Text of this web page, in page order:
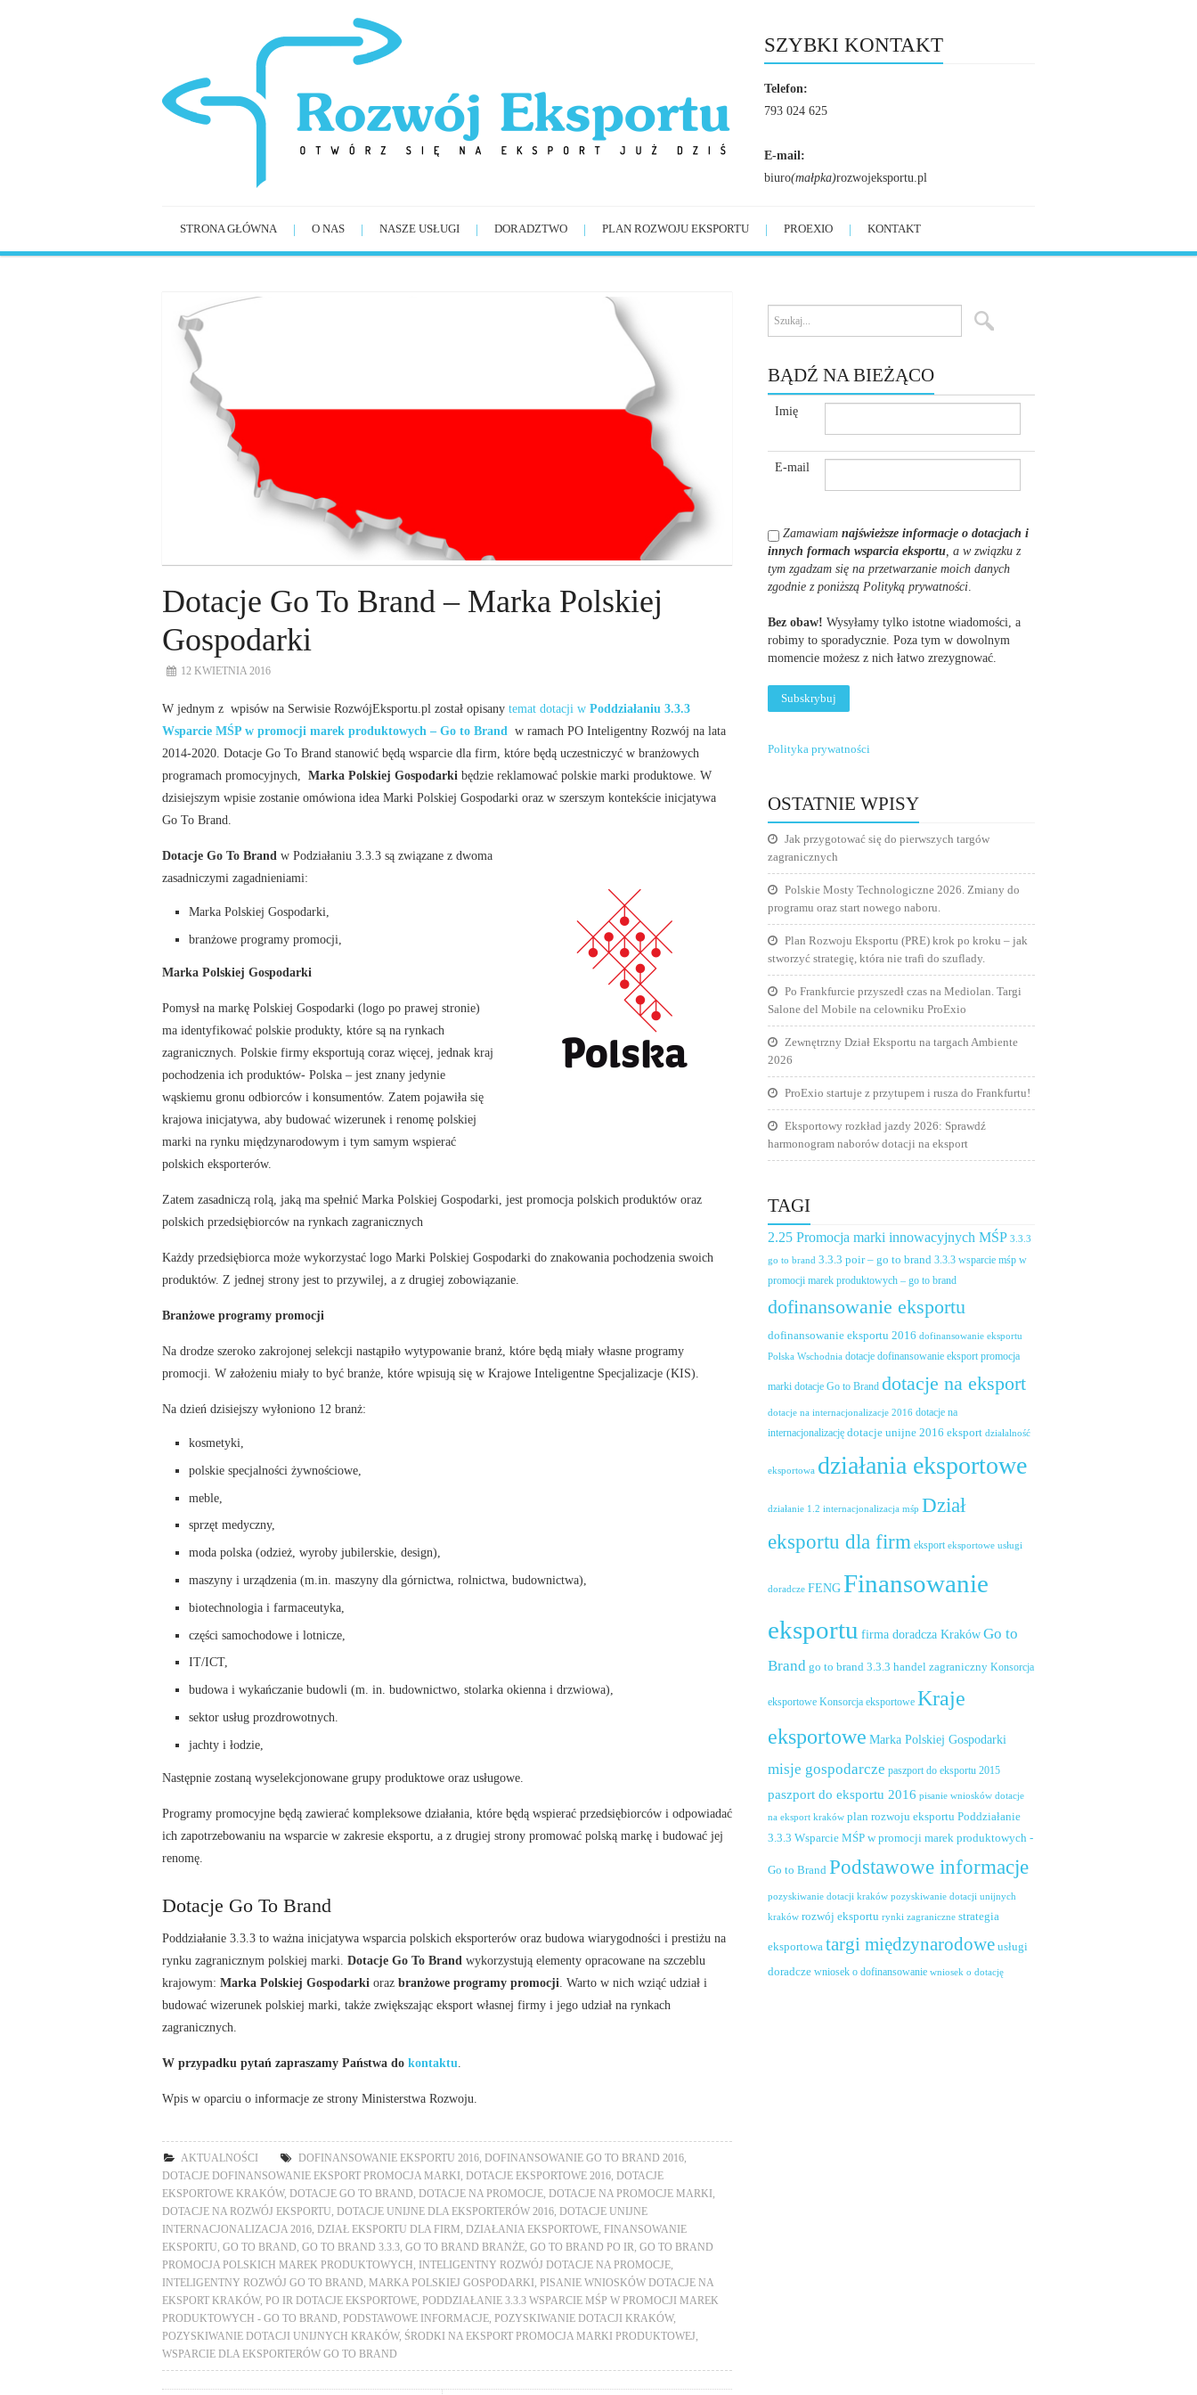
SZYBKI KONTAKT
Telefon:
793 024 625
E-mail:
biuro(małpka)rozwojeksportu.pl
STRONA GŁÓWNA O NAS NASZE USŁUGI DORADZTWO PLAN ROZWOJU EKSPORTU PROEXIO KONTAKT
Dotacje Go To Brand – Marka Polskiej
Gospodarki
12 KWIETNIA 2016
W jednym z wpisów na Serwisie RozwójEksportu.pl został opisany temat dotacji w Poddziałaniu 3.3.3
Wsparcie MŚP w promocji marek produktowych – Go to Brand w ramach PO Inteligentny Rozwój na lata
2014-2020. Dotacje Go To Brand stanowić będą wsparcie dla firm, które będą uczestniczyć w branżowych
programach promocyjnych, Marka Polskiej Gospodarki będzie reklamować polskie marki produktowe. W
dzisiejszym wpisie zostanie omówiona idea Marki Polskiej Gospodarki oraz w szerszym kontekście inicjatywa
Go To Brand.
Dotacje Go To Brand w Podziałaniu 3.3.3 są związane z dwoma
zasadniczymi zagadnieniami:
Marka Polskiej Gospodarki,
branżowe programy promocji,
Marka Polskiej Gospodarki
Pomysł na markę Polskiej Gospodarki (logo po prawej stronie)
ma identyfikować polskie produkty, które są na rynkach
zagranicznych. Polskie firmy eksportują coraz więcej, jednak kraj
pochodzenia ich produktów- Polska – jest znany jedynie
wąskiemu gronu odbiorców i konsumentów. Zatem pojawiła się
krajowa inicjatywa, aby budować wizerunek i renomę polskiej
marki na rynku międzynarodowym i tym samym wspierać
polskich eksporterów.
Zatem zasadniczą rolą, jaką ma spełnić Marka Polskiej Gospodarki, jest promocja polskich produktów oraz
polskich przedsiębiorców na rynkach zagranicznych
Każdy przedsiębiorca może wykorzystać logo Marki Polskiej Gospodarki do znakowania pochodzenia swoich
produktów. Z jednej strony jest to przywilej, a z drugiej zobowiązanie.
Branżowe programy promocji
Na drodze szeroko zakrojonej selekcji nastąpiło wytypowanie branż, które będą miały własne programy
promocji. W założeniu miały to być branże, które wpisują się w Krajowe Inteligentne Specjalizacje (KIS).
Na dzień dzisiejszy wyłoniono 12 branż:
kosmetyki,
polskie specjalności żywnościowe,
meble,
sprzęt medyczny,
moda polska (odzież, wyroby jubilerskie, design),
maszyny i urządzenia (m.in. maszyny dla górnictwa, rolnictwa, budownictwa),
biotechnologia i farmaceutyka,
części samochodowe i lotnicze,
IT/ICT,
budowa i wykańczanie budowli (m. in. budownictwo, stolarka okienna i drzwiowa),
sektor usług prozdrowotnych.
jachty i łodzie,
Następnie zostaną wyselekcjonowane grupy produktowe oraz usługowe.
Programy promocyjne będą zawierać kompleksowe działania, które będą wspierać przedsiębiorców i odpowiadać
ich zapotrzebowaniu na wsparcie w zakresie eksportu, a z drugiej strony promować polską markę i budować jej
renomę.
Dotacje Go To Brand
Poddziałanie 3.3.3 to ważna inicjatywa wsparcia polskich eksporterów oraz budowa wiarygodności i prestiżu na
rynku zagranicznym polskiej marki. Dotacje Go To Brand wykorzystują elementy opracowane na szczeblu
krajowym: Marka Polskiej Gospodarki oraz branżowe programy promocji . Warto w nich wziąć udział i
budować wizerunek polskiej marki, także zwiększając eksport własnej firmy i jego udział na rynkach
zagranicznych.
W przypadku pytań zapraszamy Państwa do kontaktu
Wpis w oparciu o informacje ze strony Ministerstwa Rozwoju.
AKTUALNOŚCI DOFINANSOWANIE EKSPORTU 2016, DOFINANSOWANIE GO TO BRAND 2016,
DOTACJE DOFINANSOWANIE EKSPORT PROMOCJA MARKI
DOTACJE EKSPORTOWE 2016 DOTACJE
EKSPORTOWE KRAKÓW, DOTACJE GO TO BRAND DOTACJE NA PROMOCJE DOTACJE NA PROMOCJE MARKI
DOTACJE NA ROZWÓJ EKSPORTU DOTACJE UNIJNE DLA EKSPORTERÓW 2016 DOTACJE UNIJNE
INTERNACJONALIZACJA 2016 DZIAŁ EKSPORTU DLA FIRM DZIAŁANIA EKSPORTOWE FINANSOWANIE
EKSPORTU GO TO BRAND GO TO BRAND 3.3.3 GO TO BRAND BRANŻE GO TO BRAND PO IR GO TO BRAND
PROMOCJA POLSKICH MAREK PRODUKTOWYCH
INTELIGENTNY ROZWÓJ DOTACJE NA PROMOCJE
INTELIGENTNY ROZWÓJ GO TO BRAND MARKA POLSKIEJ GOSPODARKI
PISANIE WNIOSKÓW DOTACJE NA
EKSPORT KRAKÓW, PO IR DOTACJE EKSPORTOWE PODDZIAŁANIE 3.3.3 WSPARCIE MŚP W PROMOCJI MAREK
PRODUKTOWYCH - GO TO BRAND PODSTAWOWE INFORMACJE POZYSKIWANIE DOTACJI KRAKÓW,
POZYSKIWANIE DOTACJI UNIJNYCH KRAKÓW, ŚRODKI NA EKSPORT PROMOCJA MARKI PRODUKTOWEJ
WSPARCIE DLA EKSPORTERÓW GO TO BRAND
BĄDŹ NA BIEŻĄCO
Imię
E-mail
Zamawiam najświeższe informacje o dotacjach i
innych formach wsparcia eksportu, a w związku z
tym zgadzam się na przetwarzanie moich danych
zgodnie z poniższą Polityką prywatności.
Bez obaw! Wysyłamy tylko istotne wiadomości, a
robimy to sporadycznie. Poza tym w dowolnym
momencie możesz z nich łatwo zrezygnować.
Polityka prywatności
OSTATNIE WPISY
Jak przygotować się do pierwszych targów
zagranicznych
Polskie Mosty Technologiczne 2026. Zmiany do
programu oraz start nowego naboru.
Plan Rozwoju Eksportu (PRE) krok po kroku – jak
stworzyć strategię, która nie trafi do szuflady.
Po Frankfurcie przyszedł czas na Mediolan. Targi
Salone del Mobile na celowniku ProExio
Zewnętrzny Dział Eksportu na targach Ambiente
2026
ProExio startuje z przytupem i rusza do Frankfurtu!
Eksportowy rozkład jazdy 2026: Sprawdź
harmonogram naborów dotacji na eksport
TAGI
2.25 Promocja marki innowacyjnych MŚP 3.3.3
go to brand 3.3.3 poir – go to brand 3.3.3 wsparcie mśp w
promocji marek produktowych – go to brand
dofinansowanie eksportu
dofinansowanie eksportu 2016 dofinansowanie eksportu
Polska Wschodnia dotacje dofinansowanie eksport promocja
marki dotacje Go to Brand dotacje na eksport
dotacje na internacjonalizacje 2016 dotacje na
internacjonalizację dotacje unijne 2016 eksport działalność
eksportowa działania eksportowe
działanie 1.2 internacjonalizacja mśp Dział
eksportu dla firm eksport eksportowe usługi
doradcze FENG Finansowanie
eksportu firma doradcza KrakówGo to
Brand go to brand 3.3.3 handel zagraniczny Konsorcja
eksportowe Konsorcja eksportowe Kraje
eksportowe Marka Polskiej Gospodarki
misje gospodarcze paszport do eksportu 2015
paszport do eksportu 2016 pisanie wniosków dotacje
na eksport kraków plan rozwoju eksportu Poddziałanie
3.3.3 Wsparcie MŚP w promocji marek produktowych -
Go to Brand Podstawowe informacje
pozyskiwanie dotacji kraków pozyskiwanie dotacji unijnych
kraków rozwój eksportu rynki zagraniczne strategia
eksportowa targi międzynarodowe usługi
doradcze wniosek o dofinansowanie wniosek o dotację